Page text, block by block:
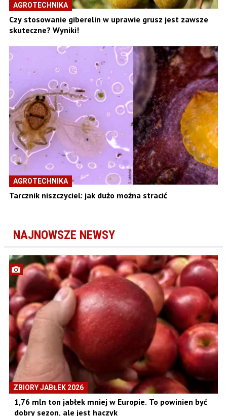
AGROTECHNIKA
Czy stosowanie giberelin w uprawie grusz jest zawsze
skuteczne? Wyniki!
AGROTECHNIKA
Tarcznik niszczyciel: jak dużo można stracić
NAJNOWSZE NEWSY
ZBIORY JABŁEK 2026
1,76 mln ton jabłek mniej w Europie. To powinien być
dobry sezon, ale jest haczyk